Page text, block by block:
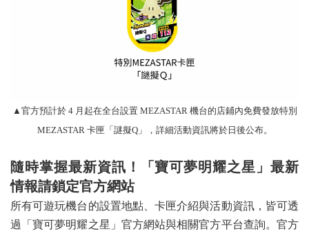
▲官方預計於 4 月起在全台設置 MEZASTAR 機台的店鋪內免費發放特別
MEZASTAR 卡匣「謎擬Q」，詳細活動資訊將於日後公布。
隨時掌握最新資訊！「寶可夢明耀之星」最新
情報請鎖定官方網站
所有可遊玩機台的設置地點、卡匣介紹與活動資訊，皆可透
過「寶可夢明耀之星」官方網站與相關官方平台查詢。官方